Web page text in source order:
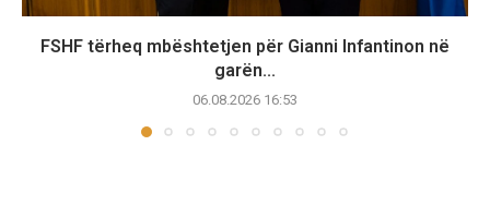
FSHF tërheq mbështetjen për Gianni Infantinon në
garën...
06.08.2026 16:53